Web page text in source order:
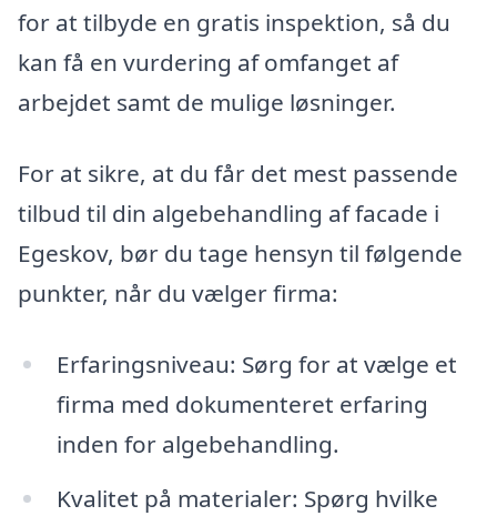
for at tilbyde en gratis inspektion, så du
kan få en vurdering af omfanget af
arbejdet samt de mulige løsninger.
For at sikre, at du får det mest passende
tilbud til din algebehandling af facade i
Egeskov, bør du tage hensyn til følgende
punkter, når du vælger firma:
Erfaringsniveau: Sørg for at vælge et
firma med dokumenteret erfaring
inden for algebehandling.
Kvalitet på materialer: Spørg hvilke